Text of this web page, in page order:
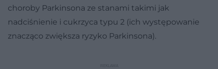
choroby Parkinsona ze stanami takimi jak
nadciśnienie i cukrzyca typu 2 (ich występowanie
znacząco zwiększa ryzyko Parkinsona).